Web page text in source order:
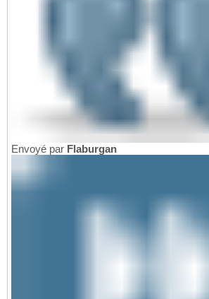
Envoyé par Flaburgan